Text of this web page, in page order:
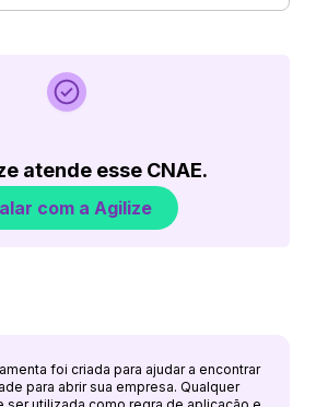
atende esse CNAE.
com a Agilize
foi criada para ajudar a encontrar
para abrir sua empresa. Qualquer